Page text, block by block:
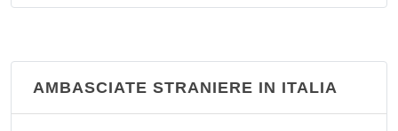
Centro Turistico Studentesco B.go La Croce
AMBASCIATE STRANIERE IN ITALIA